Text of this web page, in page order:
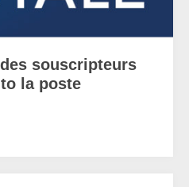
souscripteurs
la poste